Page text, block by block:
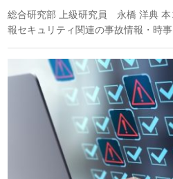
総合研究部 上級研究員 永橋 洋典 本
報セキュリティ関連の事故情報・時事